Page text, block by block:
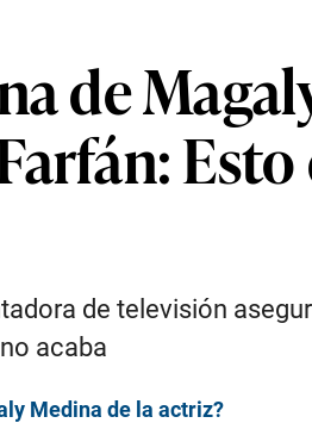
de
de televisión
acaba
Medina de la actriz?